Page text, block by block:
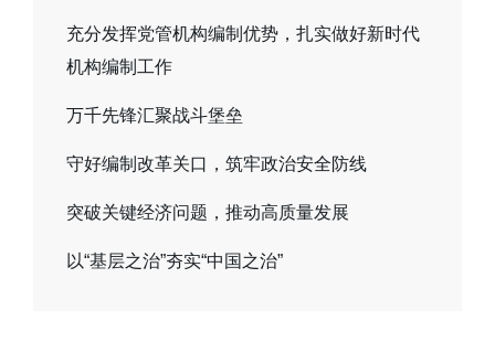
充分发挥党管机构编制优势，扎实做好新时代
机构编制工作
万千先锋汇聚战斗堡垒
守好编制改革关口，筑牢政治安全防线
突破关键经济问题，推动高质量发展
以“基层之治”夯实“中国之治”